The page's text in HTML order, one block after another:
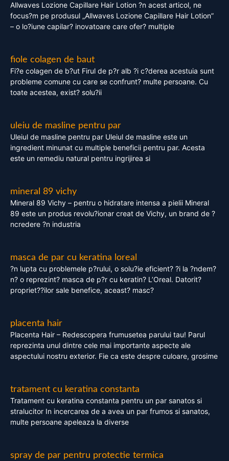
Allwaves Lozione Capillare Hair Lotion ?n acest articol, ne
focus?m pe produsul „Allwaves Lozione Capillare Hair Lotion”
– o lo?iune capilar? inovatoare care ofer? multiple
fiole colagen de baut
Fi?e colagen de b?ut Firul de p?r alb ?i c?derea acestuia sunt
probleme comune cu care se confrunt? multe persoane. Cu
toate acestea, exist? solu?ii
uleiu de masline pentru par
Uleiul de masline pentru par Uleiul de masline este un
ingredient minunat cu multiple beneficii pentru par. Acesta
este un remediu natural pentru ingrijirea si
mineral 89 vichy
Mineral 89 Vichy – pentru o hidratare intensa a pielii Mineral
89 este un produs revolu?ionar creat de Vichy, un brand de ?
ncredere ?n industria
masca de par cu keratina loreal
?n lupta cu problemele p?rului, o solu?ie eficient? ?i la ?ndem?
n? o reprezint? masca de p?r cu keratin? L’Oreal. Datorit?
propriet??ilor sale benefice, aceast? masc?
placenta hair
Placenta Hair – Redescopera frumusetea parului tau! Parul
reprezinta unul dintre cele mai importante aspecte ale
aspectului nostru exterior. Fie ca este despre culoare, grosime
tratament cu keratina constanta
Tratament cu keratina constanta pentru un par sanatos si
stralucitor In incercarea de a avea un par frumos si sanatos,
multe persoane apeleaza la diverse
spray de par pentru protectie termica